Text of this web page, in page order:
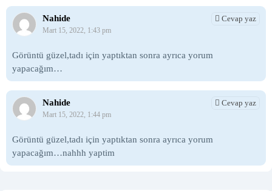
Nahide
Mart 15, 2022, 1:43 pm
Görüntü güzel,tadı için yaptıktan sonra ayrıca yorum
yapacağım…
Cevap yaz
Nahide
Mart 15, 2022, 1:44 pm
Görüntü güzel,tadı için yaptıktan sonra ayrıca yorum
yapacağım…nahhh yaptim
Cevap yaz